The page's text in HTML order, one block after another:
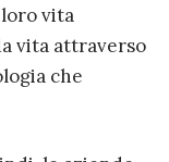
vita
vita attraverso
che